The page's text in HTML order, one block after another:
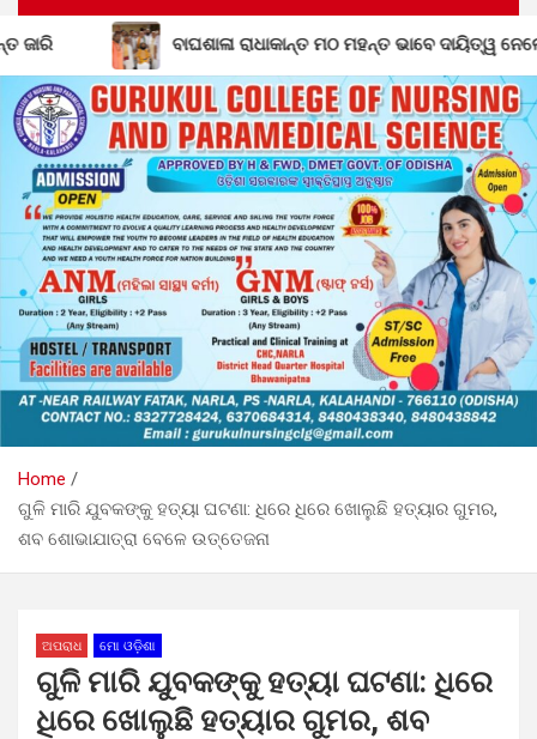
ମଠ ମହନ୍ତ ଭାବେ ଦାୟିତ୍ୱ ନେଲେ ଗୋପାଳ ଦାସଜୀ ମହାରାଜ
Home
ଗୁଳି ମାରି ଯୁବକଙ୍କୁ ହତ୍ୟା ଘଟଣା: ଧିରେ ଧିରେ ଖୋଲୁଛି ହତ୍ୟାର ଗୁମର,
ଶବ ଶୋଭାଯାତ୍ରା ବେଳେ ଉତ୍ତେଜନା
ଅପରାଧ ମୋ ଓଡ଼ିଶା
ଗୁଳି ମାରି ଯୁବକଙ୍କୁ ହତ୍ୟା ଘଟଣା: ଧିରେ
ଧିରେ ଖୋଲୁଛି ହତ୍ୟାର ଗୁମର, ଶବ